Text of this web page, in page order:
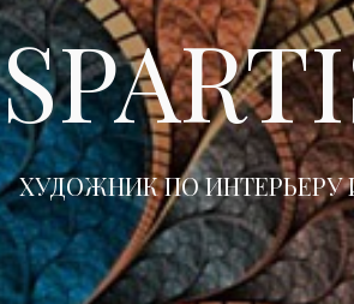
ХУДОЖНИК ПО ИНТЕРЬЕРУ